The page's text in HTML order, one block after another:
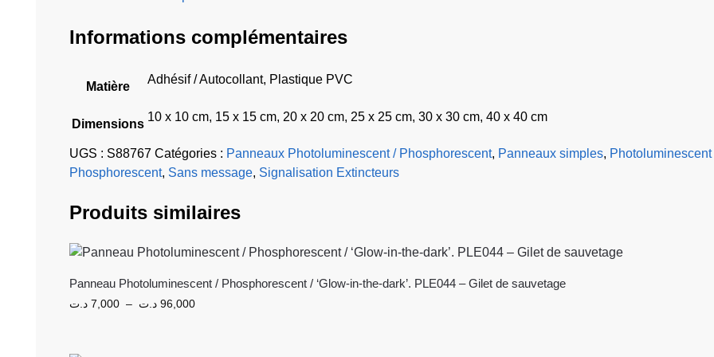
Informations complémentaires
Matière
Adhésif / Autocollant, Plastique PVC
Dimensions
10 x 10 cm, 15 x 15 cm, 20 x 20 cm, 25 x 25 cm, 30 x 30 cm, 40 x 40 cm
UGS : S88767 Catégories : Panneaux Photoluminescent / Phosphorescent, Panneaux simples, Photoluminescent
Phosphorescent, Sans message, Signalisation Extincteurs
Produits similaires
Panneau Photoluminescent / Phosphorescent / ‘Glow-in-the-dark’. PLE044 – Gilet de sauvetage
7,000 د.ت – 96,000 د.ت